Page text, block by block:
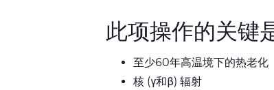
此项操作的关键
至少60年高温境下的热老化
核 (γ和β) 辐射